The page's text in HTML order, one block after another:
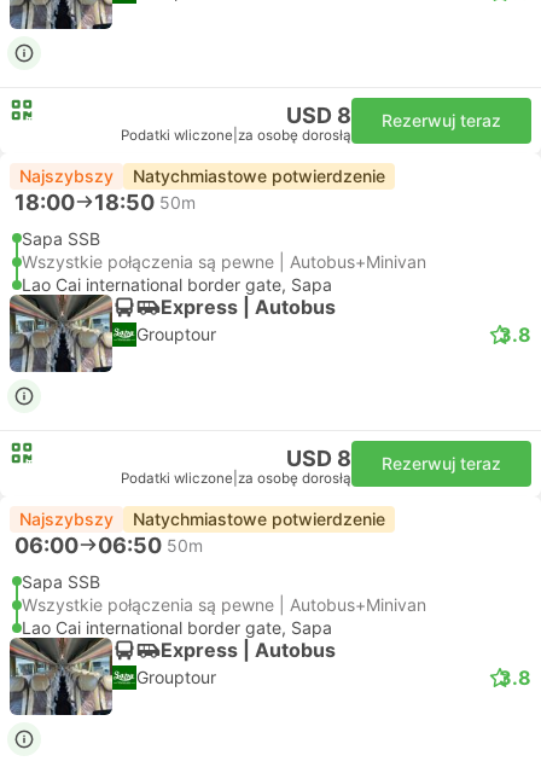
USD 8
Podatki wliczone za osobę dorosłą
Rezerwuj teraz
Najszybszy Natychmiastowe potwierdzenie
18:00 18:50 50m
Sapa SSB
Wszystkie połączenia są pewne | Autobus+Minivan
Lao Cai international border gate, Sapa
Express | Autobus
Grouptour 3.8
USD 8
Podatki wliczone za osobę dorosłą
Rezerwuj teraz
Najszybszy Natychmiastowe potwierdzenie
06:00 06:50 50m
Sapa SSB
Wszystkie połączenia są pewne | Autobus+Minivan
Lao Cai international border gate, Sapa
Express | Autobus
Grouptour 3.8